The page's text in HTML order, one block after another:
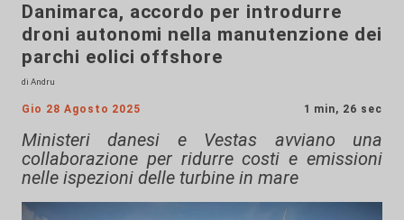
Danimarca, accordo per introdurre
droni autonomi nella manutenzione dei
parchi eolici offshore
di Andru
Gio 28 Agosto 2025 1 min, 26 sec
Ministeri danesi e Vestas avviano una
collaborazione per ridurre costi e emissioni
nelle ispezioni delle turbine in mare